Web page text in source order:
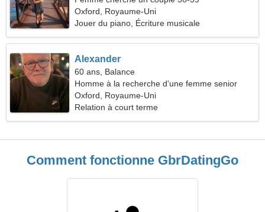
Oxford, Royaume-Uni
Jouer du piano, Écriture musicale
Alexander
60 ans, Balance
Homme à la recherche d'une femme senior
Oxford, Royaume-Uni
Relation à court terme
Comment fonctionne GbrDatingGo